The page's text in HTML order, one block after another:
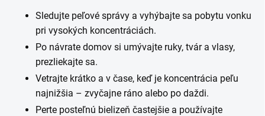
Sledujte peľové správy a vyhýbajte sa pobytu vonku
pri vysokých koncentráciách.
Po návrate domov si umývajte ruky, tvár a vlasy,
prezliekajte sa.
Vetrajte krátko a v čase, keď je koncentrácia peľu
najnižšia – zvyčajne ráno alebo po daždi.
Perte posteľnú bielizeň častejšie a používajte